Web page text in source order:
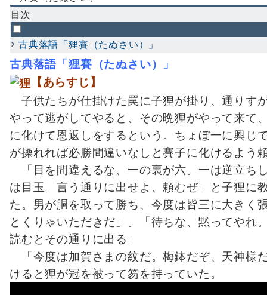
目次
古典落語「狸賽（たぬさい）」
古典落語「狸賽（たぬさい）」
【あらすじ】
子供たちが仕掛けた罠に子狸が掛り、通りす
やって逃がしてやると、その晩狸がやって来て
に化けて恩返しをするという。ちょぼ一に興じ
が操れれば必勝間違いなしと賽子に化けるよう
「目を間違えるな、一の裏が六。一は逆立ち
は目玉。言う通りに出せよ、頼むぜ」と子狸に
た。男が胴を取って勝ち、今度は皆三に大きく
とくりゃいただきだ」。「待ちな、黙ってやれ
読むとその通りに出る」
「今度は加賀さまの紋だ。梅鉢だぞ、天神様
けると狸が冠を被って笏を持っていた。